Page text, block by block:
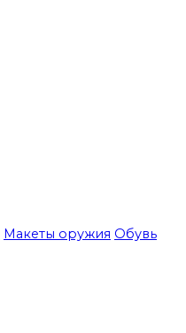
Макеты оружия Обувь